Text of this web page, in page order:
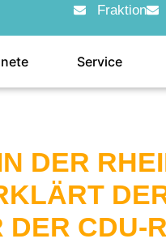
Fraktion
Service
DER
CDU-